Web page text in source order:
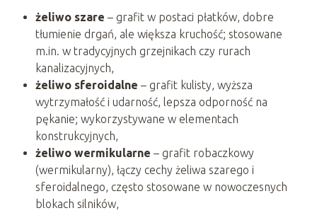
żeliwo szare – grafit w postaci płatków, dobre
tłumienie drgań, ale większa kruchość; stosowane
m.in. w tradycyjnych grzejnikach czy rurach
kanalizacyjnych,
żeliwo sferoidalne – grafit kulisty, wyższa
wytrzymałość i udarność, lepsza odporność na
pękanie; wykorzystywane w elementach
konstrukcyjnych,
żeliwo wermikularne – grafit robaczkowy
(wermikularny), łączy cechy żeliwa szarego i
sferoidalnego, często stosowane w nowoczesnych
blokach silników,